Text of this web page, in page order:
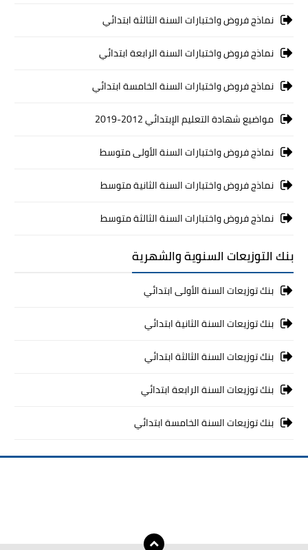
نماذج فروض واختبارات السنة الثالثة ابتدائي
نماذج فروض واختبارات السنة الرابعة ابتدائي
نماذج فروض واختبارات السنة الخامسة ابتدائي
مواضيع شهادة التعليم الإبتدائي 2012-2019
نماذج فروض واختبارات السنة الأولى متوسط
نماذج فروض واختبارات السنة الثانية متوسط
نماذج فروض واختبارات السنة الثالثة متوسط
بنك التوزيعات السنوية والشهرية
بنك توزيعات السنة الأولى ابتدائي
بنك توزيعات السنة الثانية ابتدائي
بنك توزيعات السنة الثالثة ابتدائي
بنك توزيعات السنة الرابعة ابتدائي
بنك توزيعات السنة الخامسة ابتدائي